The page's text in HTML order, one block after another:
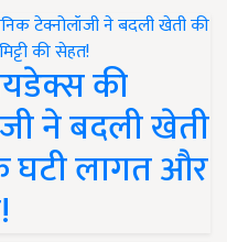
की
ने बदली खेती
घटी लागत और